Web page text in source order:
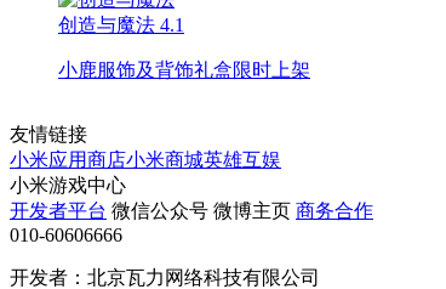
创造与魔法 4.1
小鹿服饰及背饰礼盒限时上架
友情链接
小米应用商店小米商城英雄互娱
小米游戏中心
开发者平台 微信公众号 微博主页 商务合作
010-60606666
开发者：北京瓦力网络科技有限公司